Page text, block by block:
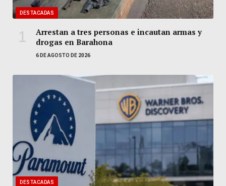
DESTACADAS
Arrestan a tres personas e incautan armas y
drogas en Barahona
6 DE AGOSTO DE 2026
DESTACADAS